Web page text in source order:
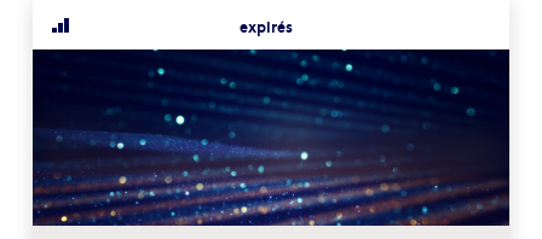
expirés